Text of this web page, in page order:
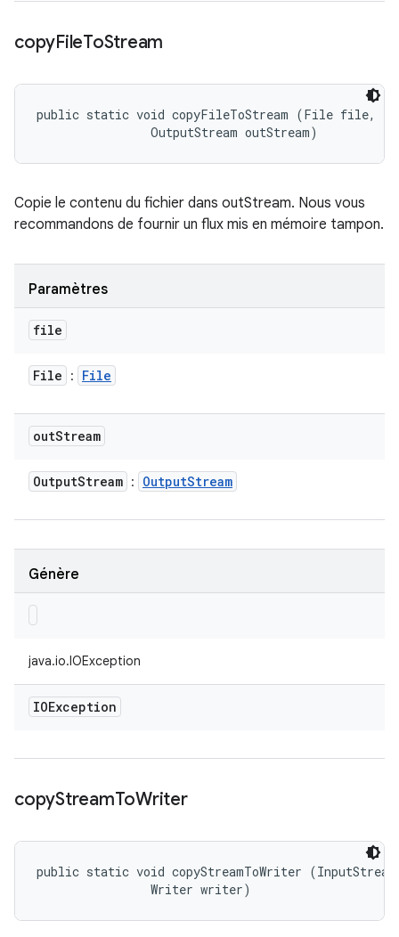
copyFileToStream
public static void copyFileToStream (File file,
                OutputStream outStream)
Copie le contenu du fichier dans outStream. Nous vous
recommandons de fournir un flux mis en mémoire tampon.
Paramètres
file
File : File
outStream
OutputStream : OutputStream
Génère
java.io.IOException
IOException
copyStreamToWriter
public static void copyStreamToWriter
                Writer writer)